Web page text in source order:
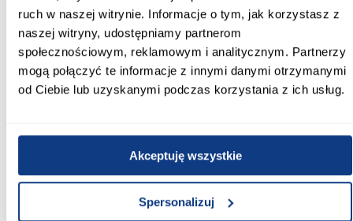
ruch w naszej witrynie. Informacje o tym, jak korzystasz z
naszej witryny, udostępniamy partnerom
społecznościowym, reklamowym i analitycznym. Partnerzy
mogą połączyć te informacje z innymi danymi otrzymanymi
od Ciebie lub uzyskanymi podczas korzystania z ich usług.
Akceptuję wszystkie
Spersonalizuj
Materiał: płyta wiórowa laminowana
Kolekcja: LORIN
Rodzaj: nadstawka do szafy
Waga: 20,5 kg
Nadstawka do szafy Lorin 18 kaszmir to praktyczny sposób na
zwiększenie przestrzeni do przechowywania ubrań, tekstyliów lub
centymetr miejsca, a spójna stylistyka kolekcji LORIN pozwala
tworzyć harmonijną zabudowę w pokoju młodzieżowym.
Informacje Transport Informacje o